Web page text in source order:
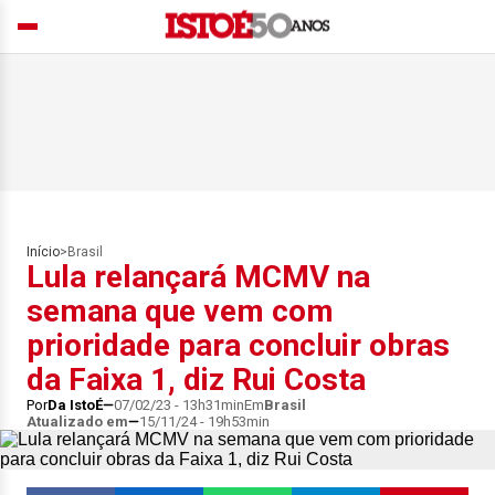
Início> Brasil
Lula relançará MCMV na
semana que vem com
prioridade para concluir obras
da Faixa 1, diz Rui Costa
PorDa IstoÉ 07/02/23 - 13h31minEmBrasil
Atualizado em
15/11/24 - 19h53min